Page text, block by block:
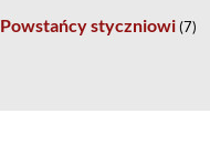
Powstańcy styczniowi (7)